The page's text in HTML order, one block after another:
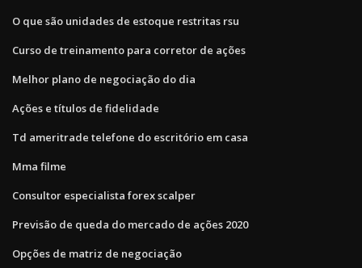
O que são unidades de estoque restritas rsu
Curso de treinamento para corretor de ações
Melhor plano de negociação do dia
Ações e títulos de fidelidade
Td ameritrade telefone do escritório em casa
Mma filme
Consultor especialista forex scalper
Previsão de queda do mercado de ações 2020
Opções de matriz de negociação